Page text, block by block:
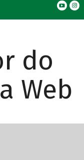
do
Web